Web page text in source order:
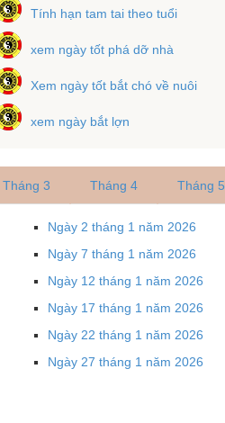
Tính hạn tam tai theo tuổi
xem ngày tốt phá dỡ nhà
Xem ngày tốt bắt chó về nuôi
xem ngày bắt lợn
Tháng 3 Tháng 4 Tháng 5
Ngày 2 tháng 1 năm 2026
Ngày 7 tháng 1 năm 2026
Ngày 12 tháng 1 năm 2026
Ngày 17 tháng 1 năm 2026
Ngày 22 tháng 1 năm 2026
Ngày 27 tháng 1 năm 2026